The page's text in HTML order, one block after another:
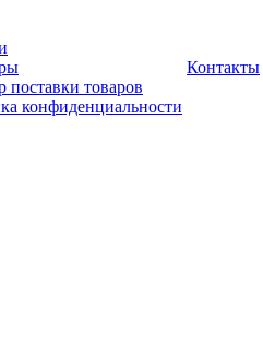
поставки товаров
конфиденциальности
Контакты